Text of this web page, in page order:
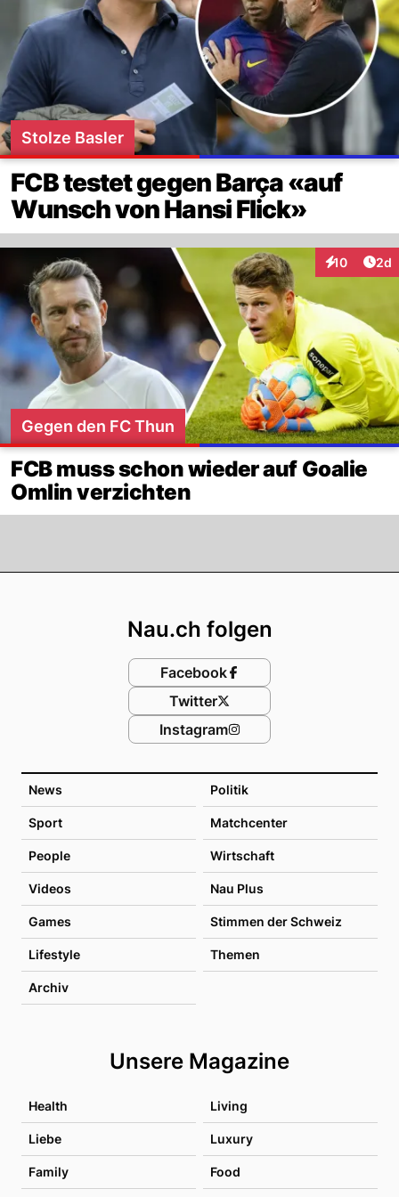
Stolze Basler
FCB testet gegen Barça «auf
Wunsch von Hansi Flick»
10
Interaktionen
2d
Gegen den FC Thun
FCB muss schon wieder auf Goalie
Omlin verzichten
News Politik
Sport Matchcenter
People Wirtschaft
Videos Nau Plus
Games Stimmen der Schweiz
Lifestyle Themen
Archiv
Unsere Magazine
Health Living
Liebe Luxury
Family Food
Nau.ch folgen
Facebook
Twitter
Instagram